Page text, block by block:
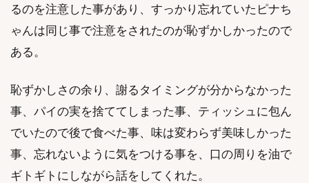
るのを注意した事があり、すっかり忘れていたピナち
ゃんは同じ事で注意をされたのが恥ずかしかったので
ある。
恥ずかしさの余り、謝るタイミングが分からなかった
事、パイの実を捨ててしまった事、ティッシュに包ん
でいたので後で食べた事、味は変わらず美味しかった
事、忘れないように気をつける事を、口の周りを油で
ギトギトにしながら話をしてくれた。